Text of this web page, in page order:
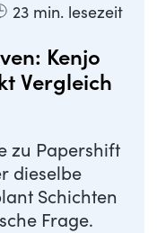
23 min. lesezeit
Kenjo
Vergleich
zu Papershift
dieselbe
Schichten
Frage.